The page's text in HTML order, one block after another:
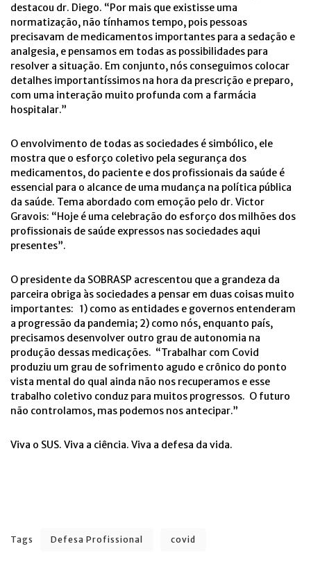
destacou dr. Diego. “Por mais que existisse uma
normatização, não tínhamos tempo, pois pessoas
precisavam de medicamentos importantes para a sedação e
analgesia, e pensamos em todas as possibilidades para
resolver a situação. Em conjunto, nós conseguimos colocar
detalhes importantíssimos na hora da prescrição e preparo,
com uma interação muito profunda com a farmácia
hospitalar.”
O envolvimento de todas as sociedades é simbólico, ele
mostra que o esforço coletivo pela segurança dos
medicamentos, do paciente e dos profissionais da saúde é
essencial para o alcance de uma mudança na política pública
da saúde. Tema abordado com emoção pelo dr. Victor
Gravois: “Hoje é uma celebração do esforço dos milhões dos
profissionais de saúde expressos nas sociedades aqui
presentes”.
O presidente da SOBRASP acrescentou que a grandeza da
parceira obriga às sociedades a pensar em duas coisas muito
importantes: 1) como as entidades e governos entenderam
a progressão da pandemia; 2) como nós, enquanto país,
precisamos desenvolver outro grau de autonomia na
produção dessas medicações. “Trabalhar com Covid
produziu um grau de sofrimento agudo e crônico do ponto
vista mental do qual ainda não nos recuperamos e esse
trabalho coletivo conduz para muitos progressos. O futuro
não controlamos, mas podemos nos antecipar.”
Viva o SUS. Viva a ciência. Viva a defesa da vida.
Tags Defesa Profissional covid